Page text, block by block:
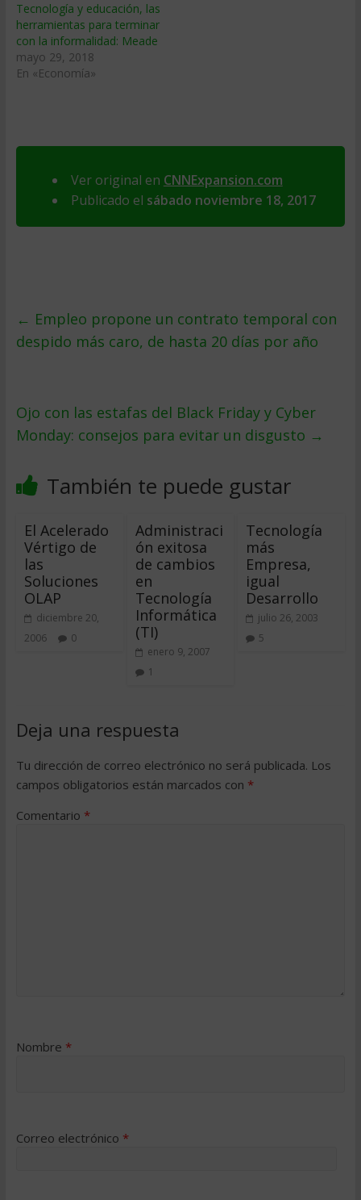
Tecnología y educación, las
herramientas para terminar
con la informalidad: Meade
mayo 29, 2018
En «Economía»
Ver original en CNNExpansion.com
Publicado el sábado noviembre 18, 2017
← Empleo propone un contrato temporal con
despido más caro, de hasta 20 días por año
Ojo con las estafas del Black Friday y Cyber
Monday: consejos para evitar un disgusto →
También te puede gustar
El Acelerado
Vértigo de
las
Soluciones
OLAP
diciembre 20,
2006
0
Administraci
ón exitosa
de cambios
en
Tecnología
Informática
(TI)
enero 9, 2007
1
Tecnología
más
Empresa,
igual
Desarrollo
julio 26, 2003
5
Deja una respuesta
Tu dirección de correo electrónico no será publicada. Los
campos obligatorios están marcados con *
Comentario *
Nombre *
Correo electrónico *